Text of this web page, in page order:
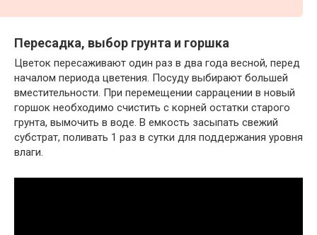
Пересадка, выбор грунта и горшка
Цветок пересаживают один раз в два года весной, перед
началом периода цветения. Посуду выбирают большей
вместительности. При перемещении саррацении в новый
горшок необходимо счистить с корней остатки старого
грунта, вымочить в воде. В емкость засыпать свежий
субстрат, поливать 1 раз в сутки для поддержания уровня
влаги.